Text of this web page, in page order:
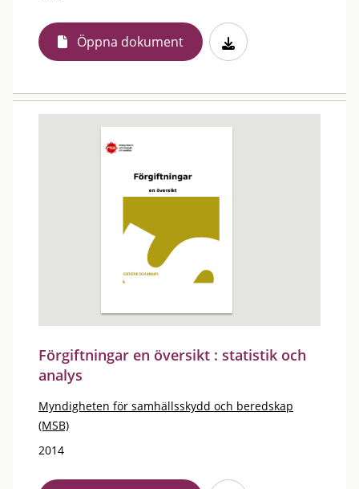
Öppna dokument
Förgiftningar en översikt : statistik och
analys
Myndigheten för samhällsskydd och beredskap
(MSB)
2014